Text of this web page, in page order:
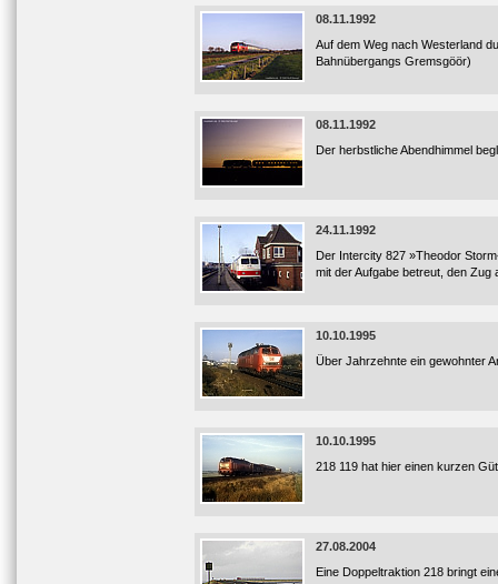
08.11.1992
Auf dem Weg nach Westerland
Bahnübergangs Gremsgöör)
08.11.1992
Der herbstliche Abendhimmel
24.11.1992
Der Intercity 827 »Theodor
mit der Aufgabe betreut, den
10.10.1995
Über Jahrzehnte ein gewohnter
10.10.1995
218 119 hat hier einen kurzen
27.08.2004
Eine Doppeltraktion 218 bringt